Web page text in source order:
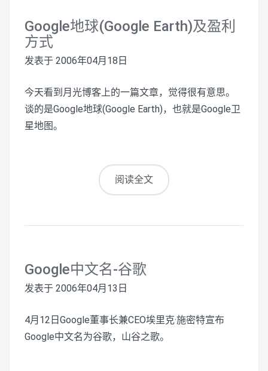
Google地球(Google Earth)及盈利
方式
发表于 2006年04月18日
今天看到月光博客上的一篇文章，觉得很有意思。
谈的是Google地球(Google Earth)，也就是Google卫
星地图。
阅读全文
Google中文名-谷歌
发表于 2006年04月13日
4月12日Google董事长兼CEO埃里克·施密特宣布
Google中文名为谷歌，山谷之歌。